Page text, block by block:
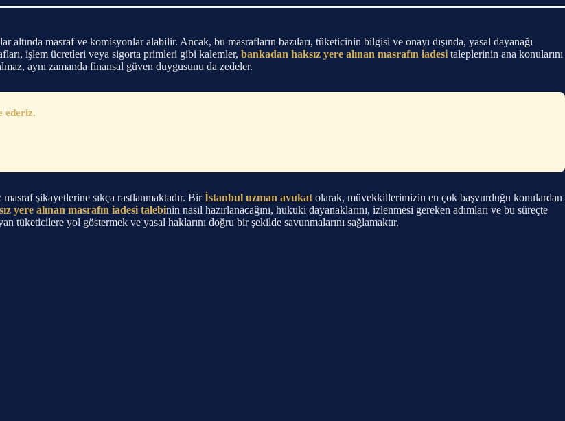
altında masraf ve komisyonlar alabilir. Ancak, bu masrafların bazıları, tüketicinin bilgisi ve onayı dışında, yasal dayanağı
işlem ücretleri veya sigorta primleri gibi kalemler, bankadan haksız yere alınan masrafın iadesi taleplerinin ana konularını
aynı zamanda finansal güven duygusunu da zedeler.
ederiz.
şikayetlerine sıkça rastlanmaktadır. Birİstanbul uzman avukat olarak, müvekkillerimizin en çok başvurduğu konulardan
yere alınan masrafın iadesi talebinin nasıl hazırlanacağını, hukuki dayanaklarını, izlenmesi gereken adımları ve bu süreçte
tüketicilere yol göstermek ve yasal haklarını doğru bir şekilde savunmalarını sağlamaktır.